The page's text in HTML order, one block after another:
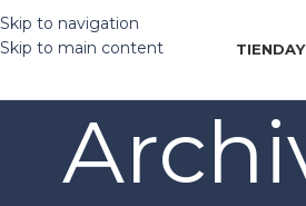
Skip to navigation
Skip to main content
TIENDA
Envío SIN COSTO en pedidos arriba